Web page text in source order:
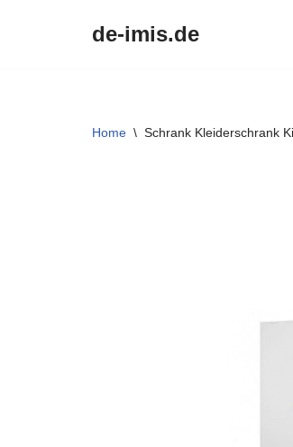
de-imis.de
Home \ Schrank Kleiderschrank